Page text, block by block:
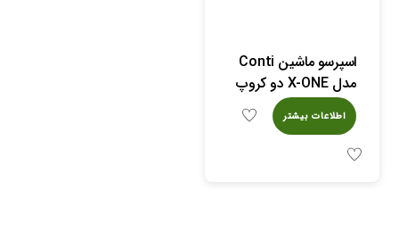
اسپرسو ماشین Conti
مدل X-ONE دو کروپ
اطلاعات بیشتر